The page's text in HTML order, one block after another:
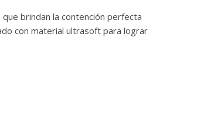
brindan la contención perfecta
con material ultrasoft para lograr